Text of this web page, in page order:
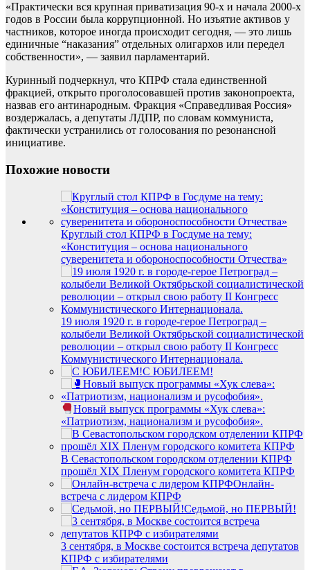
«Практически вся крупная приватизация 90-х и начала 2000-х
годов в России была коррупционной. Но изъятие активов у
частников, которое иногда происходит сегодня, — это лишь
единичные “наказания” отдельных олигархов или передел
собственности», — заявил парламентарий.
Куринный подчеркнул, что КПРФ стала единственной
фракцией, открыто проголосовавшей против законопроекта,
назвав его антинародным. Фракция «Справедливая Россия»
воздержалась, а депутаты ЛДПР, по словам коммуниста,
фактически устранились от голосования по резонансной
инициативе.
Похожие новости
Круглый стол КПРФ в Госдуме на тему:
«Конституция – основа национального
суверенитета и обороноспособности Отчества»
19 июля 1920 г. в городе-герое Петроград –
колыбели Великой Октябрьской социалистической
революции – открыл свою работу II Конгресс
Коммунистического Интернационала.
С ЮБИЛЕЕМ!
Новый выпуск программы «Хук слева»:
«Патриотизм, национализм и русофобия».
В Севастопольском городском отделении КПРФ
прошёл XIX Пленум городского комитета КПРФ
Онлайн-
встреча с лидером КПРФ
Седьмой, но ПЕРВЫЙ!
3 сентября, в Москве состоится встреча депутатов
КПРФ с избирателями